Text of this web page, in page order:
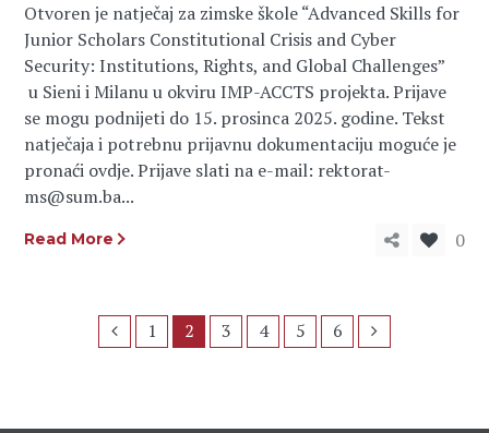
Otvoren je natječaj za zimske škole “Advanced Skills for
Junior Scholars Constitutional Crisis and Cyber
Security: Institutions, Rights, and Global Challenges”
u Sieni i Milanu u okviru IMP-ACCTS projekta. Prijave
se mogu podnijeti do 15. prosinca 2025. godine. Tekst
natječaja i potrebnu prijavnu dokumentaciju moguće je
pronaći ovdje. Prijave slati na e-mail: rektorat-
ms@sum.ba...
Read More 0
1 2 3 4 5 6